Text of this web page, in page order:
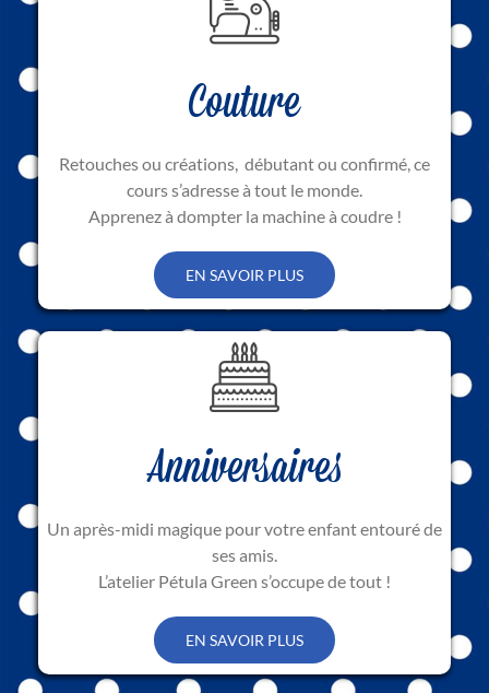
Couture
Retouches ou créations, débutant ou confirmé, ce
cours s’adresse à tout le monde.
Apprenez à dompter la machine à coudre !
EN SAVOIR PLUS
Anniversaires
Un après-midi magique pour votre enfant entouré de
ses amis.
L’atelier Pétula Green s’occupe de tout !
EN SAVOIR PLUS